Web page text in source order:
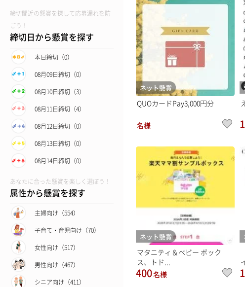
締切間近の懸賞を探して応募漏れを防
ごう！
締切日から懸賞を探す
本日締切（0）
08月09日締切（0）
08月10日締切（3）
08月11日締切（4）
08月12日締切（0）
08月13日締切（0）
08月14日締切（0）
あなたに合った懸賞を楽しく選ぼう！
属性から懸賞を探す
主婦向け（554）
子育て・育児向け（70）
女性向け（517）
男性向け（467）
シニア向け（411）
ネット懸賞
QUOカードPay3,000円分
名様
ネット懸賞
マタニティ＆ベビー ボック
ス、トド...
400名様 1